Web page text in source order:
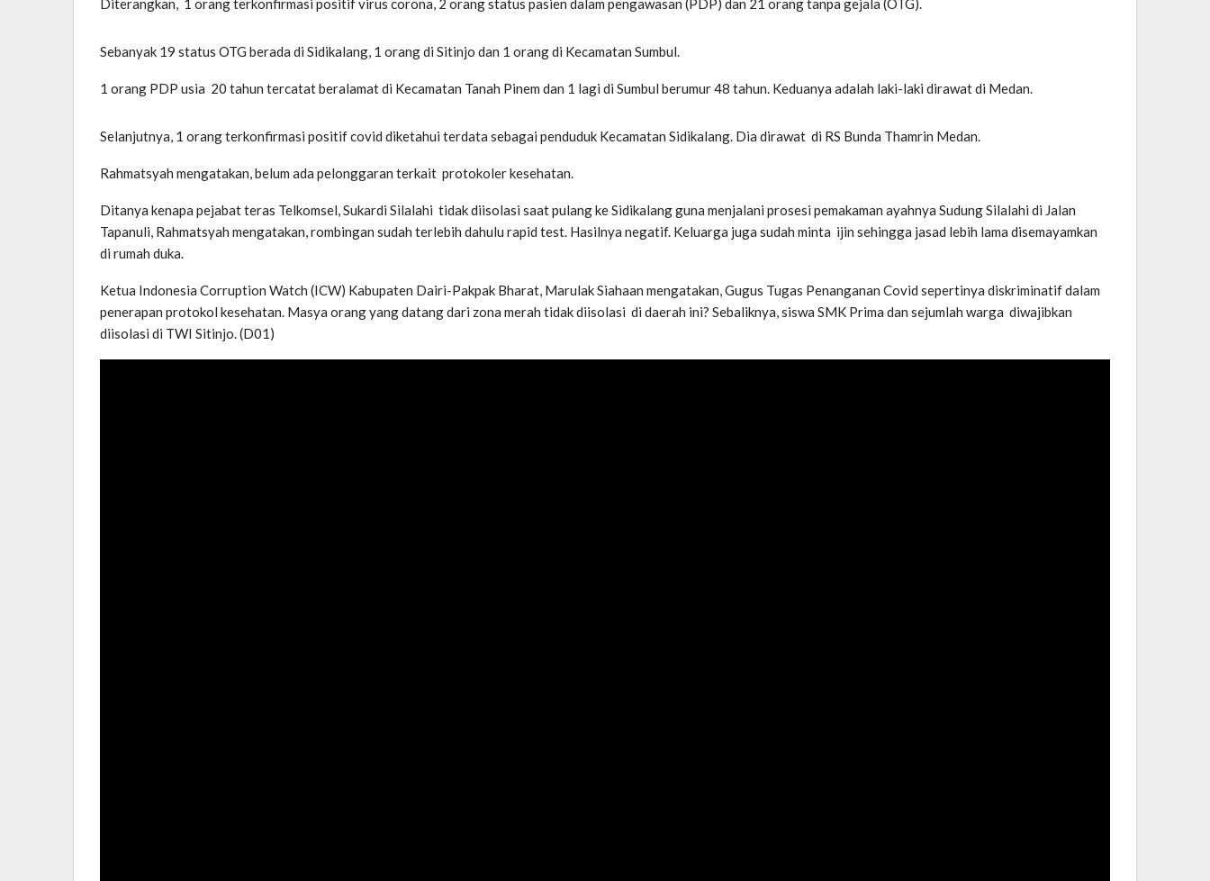
Diterangkan, 1 orang terkonfirmasi positif virus corona, 2 orang status pasien dalam pengawasan (PDP) dan 21 orang tanpa gejala (OTG).
Sebanyak 19 status OTG berada di Sidikalang, 1 orang di Sitinjo dan 1 orang di Kecamatan Sumbul.
1 orang PDP usia 20 tahun tercatat beralamat di Kecamatan Tanah Pinem dan 1 lagi di Sumbul berumur 48 tahun. Keduanya adalah laki-laki dirawat di Medan.
Selanjutnya, 1 orang terkonfirmasi positif covid diketahui terdata sebagai penduduk Kecamatan Sidikalang. Dia dirawat di RS Bunda Thamrin Medan.
Rahmatsyah mengatakan, belum ada pelonggaran terkait protokoler kesehatan.
Ditanya kenapa pejabat teras Telkomsel, Sukardi Silalahi tidak diisolasi saat pulang ke Sidikalang guna menjalani prosesi pemakaman ayahnya Sudung Silalahi di Jalan
Tapanuli, Rahmatsyah mengatakan, rombingan sudah terlebih dahulu rapid test. Hasilnya negatif. Keluarga juga sudah minta ijin sehingga jasad lebih lama disemayamkan
di rumah duka.
Ketua Indonesia Corruption Watch (ICW) Kabupaten Dairi-Pakpak Bharat, Marulak Siahaan mengatakan, Gugus Tugas Penanganan Covid sepertinya diskriminatif dalam
penerapan protokol kesehatan. Masya orang yang datang dari zona merah tidak diisolasi di daerah ini? Sebaliknya, siswa SMK Prima dan sejumlah warga diwajibkan
diisolasi di TWI Sitinjo. (D01)